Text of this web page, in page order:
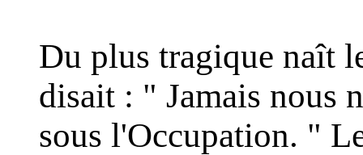
Du plus tragique naît
disait : " Jamais nous
sous l'Occupation. "